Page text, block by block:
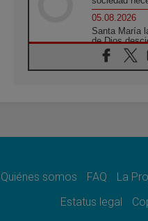
05.08.2026
Santa María
de Dios
05.08.2026
Cristianos y
dolor, una
La Fuerza
Papa en la
Quiénes somos FAQ La
Estatus legal